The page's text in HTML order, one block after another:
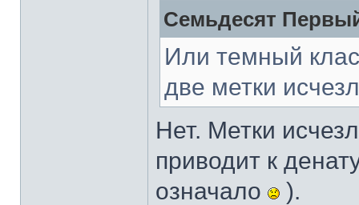
Семьдесят
Или темный
две метки
Нет. Метки
приводит к
означало
).